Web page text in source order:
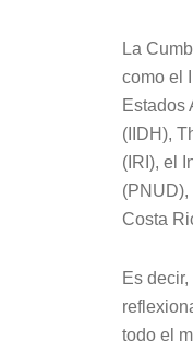
La
como el
Estados
(IIDH),
(IRI), el
Costa
Es
todo el